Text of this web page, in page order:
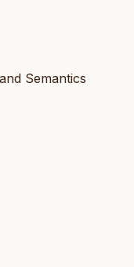
Semantics